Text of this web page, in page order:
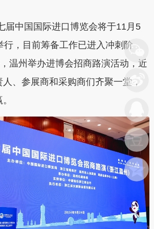
中国国际进口博览会将于11月5
行，目前筹备工作已进入冲刺阶
温州举办进博会招商路演活动，近
、参展商和采购商们齐聚一堂，